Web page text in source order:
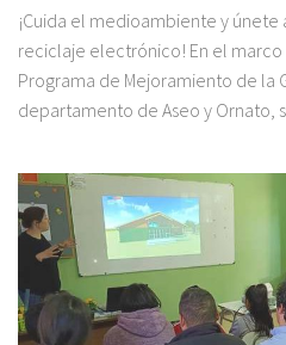
¡Cuida el medioambiente y
reciclaje electrónico! En el
Programa de Mejoramiento de la
departamento de Aseo y Ornato,